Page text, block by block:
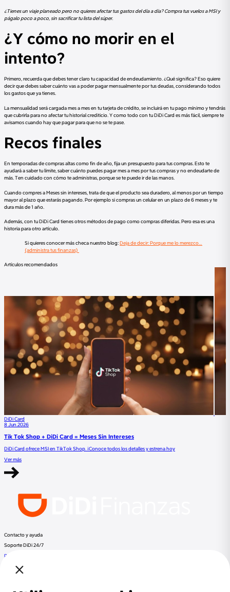
¿Tienes un viaje planeado pero no quieres afectar tus gastos del día a día? Compra tus vuelos a MSI y
págalo poco a poco, sin sacrificar tu lista del súper.
¿Y cómo no morir en el
intento?
Primero, recuerda que debes tener claro tu capacidad de endeudamiento. ¿Qué significa? Eso quiere
decir que debes saber cuánto vas a poder pagar mensualmente por tus deudas, considerando todos
los gastos que ya tienes.
La mensualidad será cargada mes a mes en tu tarjeta de crédito, se incluirá en tu pago mínimo y tendrás
que cubrirla para no afectar tu historial crediticio. Y como todo con tu DiDi Card es más fácil, siempre te
avisamos cuando hay que pagar para que no se te pase.
Recos finales
En temporadas de compras altas como fin de año, fija un presupuesto para tus compras. Esto te
ayudará a saber tu límite, saber cuánto puedes pagar mes a mes por tus compras y no endeudarte de
más. Ten cuidado con cómo te administras, porque se te puede ir de las manos.
Cuando compres a Meses sin intereses, trata de que el producto sea duradero, al menos por un tiempo
mayor al plazo que estarás pagando. Por ejemplo si compras un celular en un plazo de 6 meses y te
dura más de 1 año.
Además, con tu DiDi Card tienes otros métodos de pago como compras diferidas. Pero esa es una
historia para otro artículo.
Si quieres conocer más checa nuestro blog: Deja de decir: Porque me lo merezco…
(administra tus finanzas)
Artículos recomendados
DiDi Card
8 Jun.2026
Tik Tok Shop + DiDi Card = Meses Sin Intereses
DiDi Card ofrece MSI en TikTok Shop. ¡Conoce todos los detalles y estrena hoy
Ver más
Contacto y ayuda
Soporte DiDi 24/7
Preguntas frecuentes
Llama a DiDi Finance al: